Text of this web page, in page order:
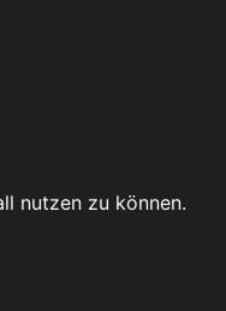
nutzen zu können.